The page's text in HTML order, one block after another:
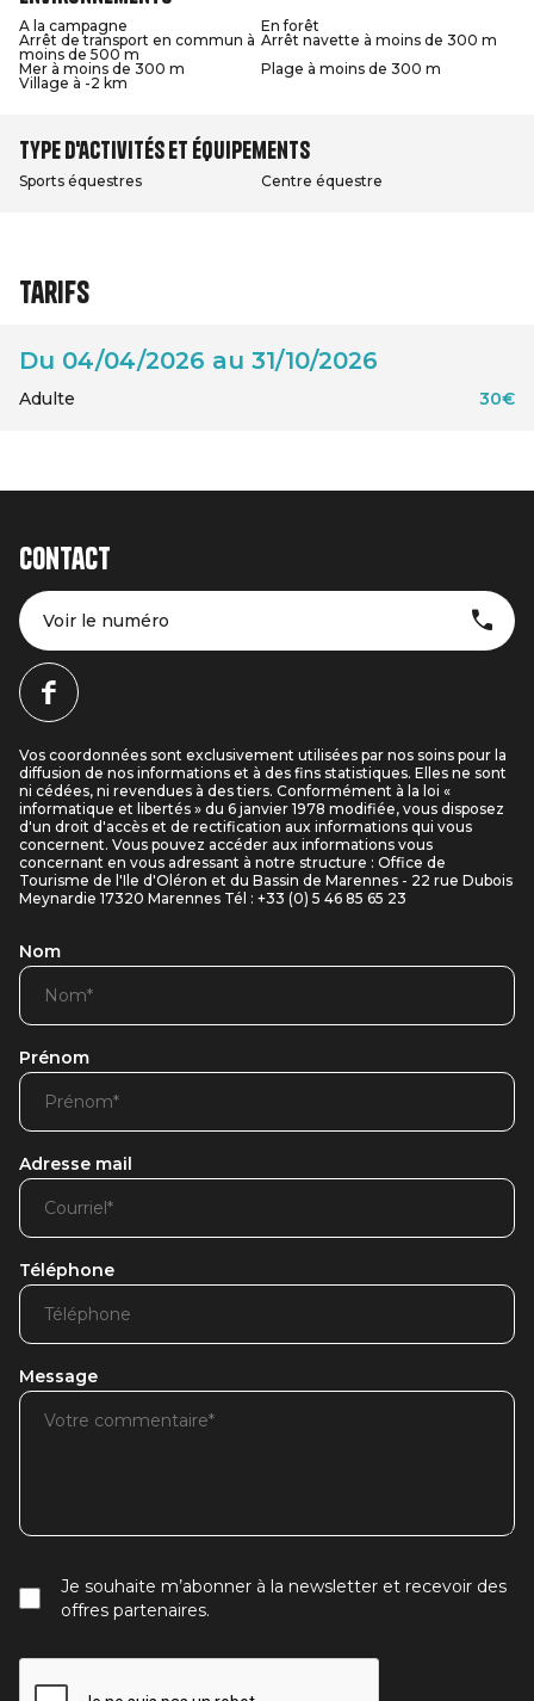
A la campagne
En forêt
Arrêt de transport en commun à
moins de 500 m
Arrêt navette à moins de 300 m
Mer à moins de 300 m
Plage à moins de 300 m
Village à -2 km
Type d'activités et équipements
Sports équestres Centre équestre
Tarifs
Du 04/04/2026 au 31/10/2026
Adulte 30€
Contact
Voir le numéro
Vos coordonnées sont exclusivement utilisées par nos soins pour la
diffusion de nos informations et à des fins statistiques. Elles ne sont
ni cédées, ni revendues à des tiers. Conformément à la loi «
informatique et libertés » du 6 janvier 1978 modifiée, vous disposez
d'un droit d'accès et de rectification aux informations qui vous
concernent. Vous pouvez accéder aux informations vous
concernant en vous adressant à notre structure : Office de
Tourisme de l'Ile d'Oléron et du Bassin de Marennes - 22 rue Dubois
Meynardie 17320 Marennes Tél : +33 (0) 5 46 85 65 23
Nom
Prénom
Adresse mail
Téléphone
Message
Je souhaite m’abonner à la newsletter et recevoir des
offres partenaires.